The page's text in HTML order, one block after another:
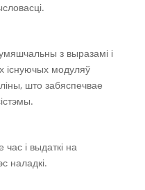
з выразамі і
існуючых модуляў
што забяспечвае
час і выдаткі на
наладкі.